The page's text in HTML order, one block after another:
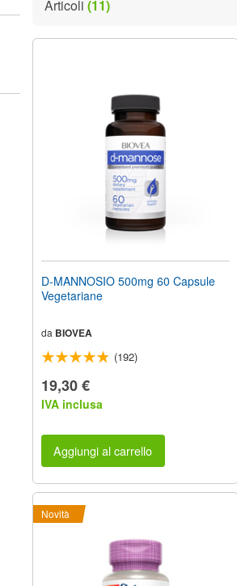
Articoli (11)
D-MANNOSIO 500mg 60 Capsule
Vegetariane
da BIOVEA
(192)
19,30 €
IVA inclusa
Aggiungi al carrello
Novità